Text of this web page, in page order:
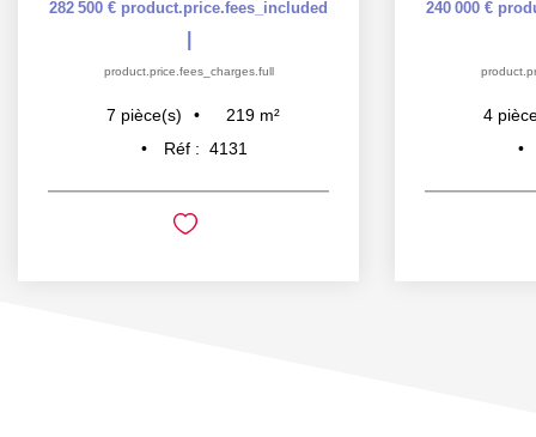
282 500 € product.price.fees_included
product.price.fees_charges.full
7 pièce(s) 219 m²
Réf : 4131
240 000 €
4